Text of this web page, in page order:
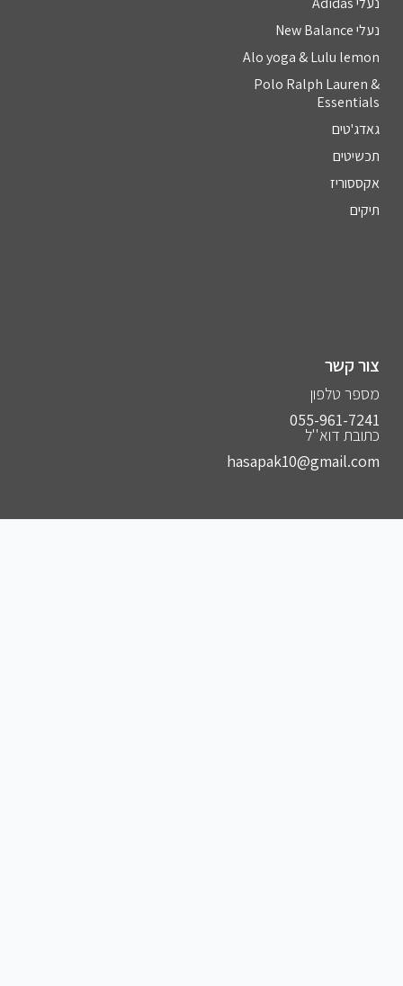
נעלי New Balance
Alo yoga & Lulu lemon
Polo Ralph Lauren &
Essentials
גאדג'טים
תכשיטים
אקססוריז
תיקים
צור קשר
מספר טלפון
055-961-7241⁩
כתובת דוא''ל
hasapak10@gmail.com